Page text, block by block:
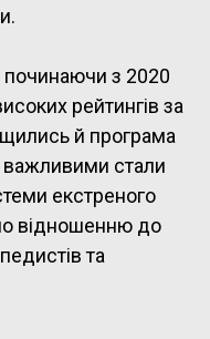
з 2020
рейтингів за
й програма
важливими стали
екстреного
відношенню до
та